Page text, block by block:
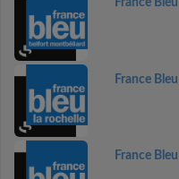
France
France
France